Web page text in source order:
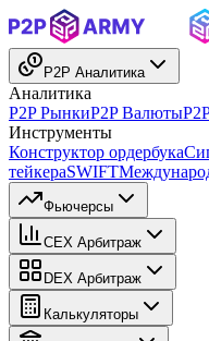
P2P Аналитика
Аналитика
P2P РынкиP2P Валюты
Инструменты
Конструктор ордербука
тейкераSWIFT
Фьючерсы
CEX Арбитраж
DEX Арбитраж
Калькуляторы